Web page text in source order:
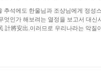
추석에도 한울님과 조상님에게 정
엇인가 해보려는 열정을 보고서 대
計將安出.이러므로 우리나라는 악